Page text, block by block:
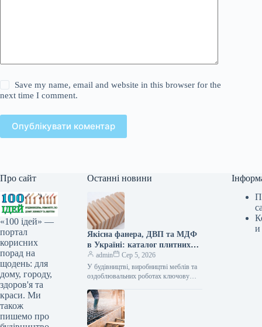
Save my name, email and website in this browser for the
next time I comment.
Опублікувати коментар
Про сайт
«100 ідей» —
портал
корисних
порад на
щодень: для
дому, городу,
здоров'я та
краси. Ми
також
пишемо про
Останні новини
Якісна фанера, ДВП та МДФ
в Україні: каталог плитних
матеріалів від «ВІН-ВУД»
admin
Сер 5, 2026
У будівництві, виробництві меблів та
оздоблювальних роботах ключову
сировини. Компанія «ВІН-ВУД» уже
тривалий час займається…
и